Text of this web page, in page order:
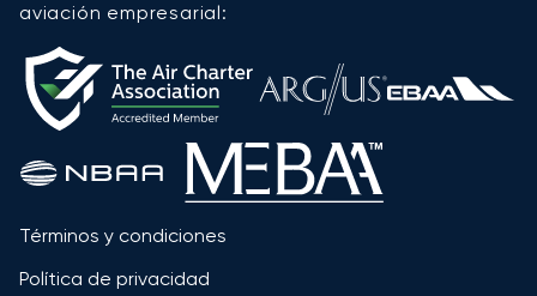
aviación empresarial:
Términos y condiciones
Política de privacidad